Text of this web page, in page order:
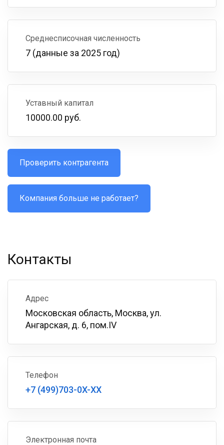
Среднесписочная численность
7 (данные за 2025 год)
Уставный капитал
10000.00 руб.
Проверить контрагента
Компания больше не работает?
Контакты
Адрес
Московская область, Москва, ул.
Ангарская, д. 6, пом.IV
Телефон
+7 (499)703-0X-XX
Электронная почта